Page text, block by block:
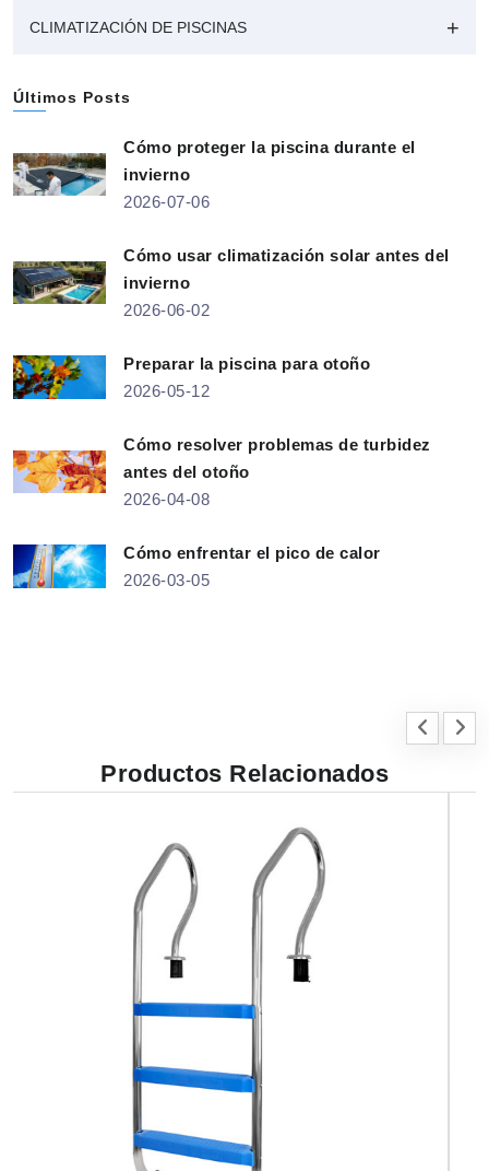
CLIMATIZACIÓN DE PISCINAS
Últimos Posts
Cómo proteger la piscina durante el
invierno
2026-07-06
Cómo usar climatización solar antes del
invierno
2026-06-02
Preparar la piscina para otoño
2026-05-12
Cómo resolver problemas de turbidez
antes del otoño
2026-04-08
Cómo enfrentar el pico de calor
2026-03-05
Productos Relacionados